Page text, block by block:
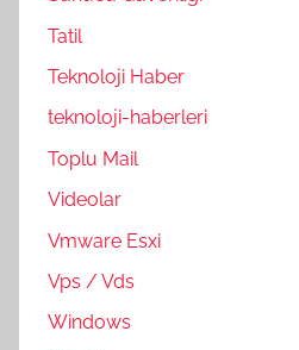
Tatil
Teknoloji Haber
teknoloji-haberleri
Toplu Mail
Videolar
Vmware Esxi
Vps / Vds
Windows